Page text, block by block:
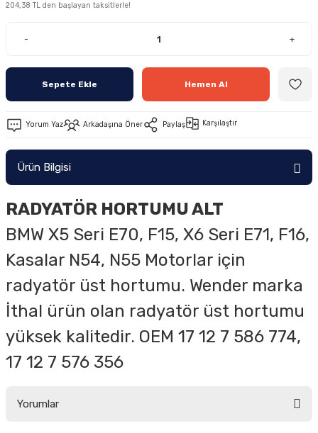
204,38 TL den başlayan taksitlerle!
- +
Sepete Ekle Hemen Al
Yorum Yaz Arkadaşına Öner Paylaş Karşılaştır
Ürün Bilgisi
RADYATÖR HORTUMU ALT
BMW X5 Seri E70, F15, X6 Seri E71, F16,
Kasalar N54, N55 Motorlar için
radyatör üst hortumu. Wender marka
İthal ürün olan radyatör üst hortumu
yüksek kalitedir. OEM 17 12 7 586 774,
17 12 7 576 356
Yorumlar